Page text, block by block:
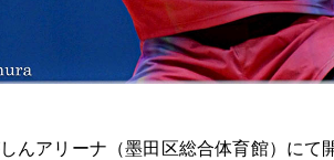
んアリーナ（墨田区総合体育館）にて